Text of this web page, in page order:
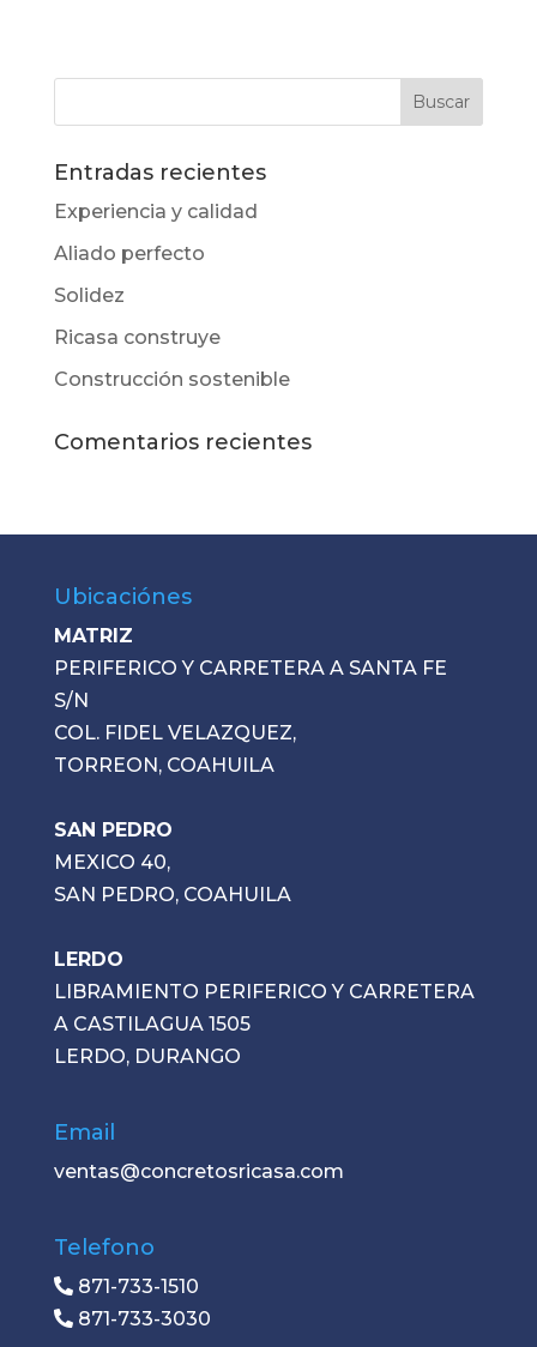
Entradas recientes
Experiencia y calidad
Aliado perfecto
Solidez
Ricasa construye
Construcción sostenible
Comentarios recientes
Ubicaciónes
MATRIZ
PERIFERICO Y CARRETERA A SANTA FE
S/N
COL. FIDEL VELAZQUEZ,
TORREON, COAHUILA
SAN PEDRO
MEXICO 40,
SAN PEDRO, COAHUILA
LERDO
LIBRAMIENTO PERIFERICO Y CARRETERA
A CASTILAGUA 1505
LERDO, DURANGO
Email
ventas@concretosricasa.com
Telefono
871-733-1510
871-733-3030